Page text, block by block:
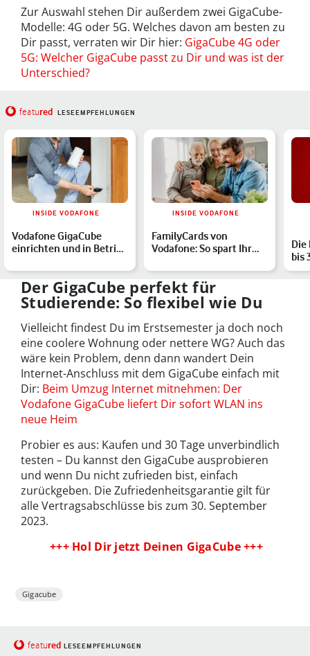
Zur Auswahl stehen Dir außerdem zwei GigaCube-
Modelle: 4G oder 5G. Welches davon am besten zu
Dir passt, verraten wir Dir hier: GigaCube 4G oder
5G: Welcher GigaCube passt zu Dir und was ist der
Unterschied?
featured LESEEMPFEHLUNGEN
INSIDE VODAFONE
Vodafone GigaCube
einrichten und in Betrieb
INSIDE VODAFONE
FamilyCards von
Vodafone: So spart Ihr
Zusatzkar…
Die
bis
Der GigaCube perfekt für
Studierende: So flexibel wie Du
Vielleicht findest Du im Erstsemester ja doch noch
eine coolere Wohnung oder nettere WG? Auch das
wäre kein Problem, denn dann wandert Dein
Internet-Anschluss mit dem GigaCube einfach mit
Dir: Beim Umzug Internet mitnehmen: Der
Vodafone GigaCube liefert Dir sofort WLAN ins
neue Heim
Probier es aus: Kaufen und 30 Tage unverbindlich
testen – Du kannst den GigaCube ausprobieren
und wenn Du nicht zufrieden bist, einfach
zurückgeben. Die Zufriedenheitsgarantie gilt für
alle Vertragsabschlüsse bis zum 30. September
2023.
+++ Hol Dir jetzt Deinen GigaCube +++
Gigacube
featured LESEEMPFEHLUNGEN